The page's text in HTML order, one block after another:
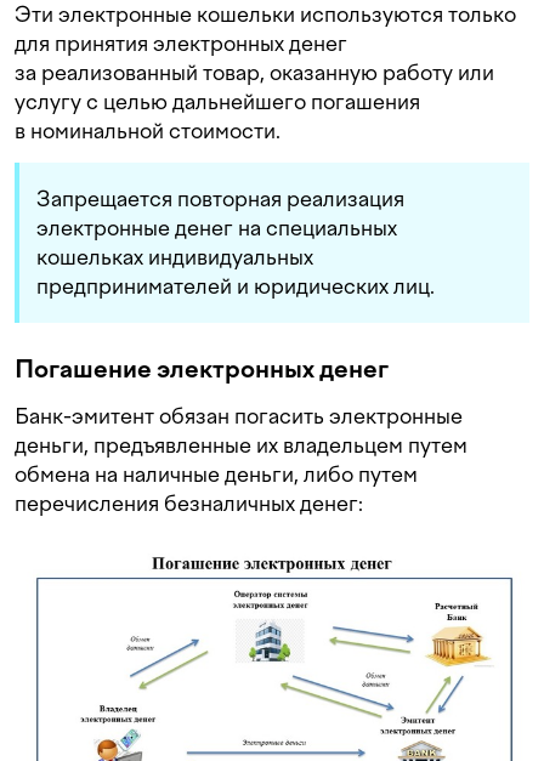
Эти электронные кошельки используются только
для принятия электронных денег
за реализованный товар, оказанную работу или
услугу с целью дальнейшего погашения
в номинальной стоимости.
Запрещается повторная реализация
электронные денег на специальных
кошельках индивидуальных
предпринимателей и юридических лиц.
Погашение электронных денег
Банк-эмитент обязан погасить электронные
деньги, предъявленные их владельцем путем
обмена на наличные деньги, либо путем
перечисления безналичных денег: